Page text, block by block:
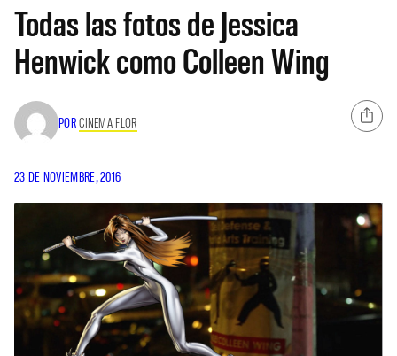
Todas las fotos de Jessica
Henwick como Colleen Wing
PORCINEMA FLOR
23 DE NOVIEMBRE, 2016